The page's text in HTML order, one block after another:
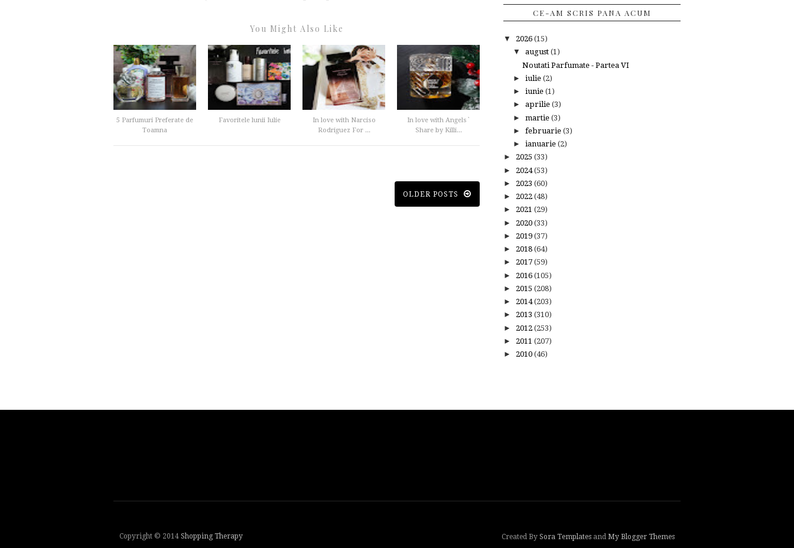
You Might Also Like
5 Parfumuri Preferate de
Toamna
Favoritele lunii Iulie
In love with Narciso
Rodriguez For ...
In love with Angels`
Share by Killi...
OLDER POSTS
CE-AM SCRIS PANA ACUM
▼ 2026 (15)
▼ august (1)
Noutati Parfumate - Partea VI
► iulie (2)
► iunie (1)
► aprilie (3)
► martie (3)
► februarie (3)
► ianuarie (2)
► 2025 (33)
► 2024(53)
► 2023 (60)
► 2022 (48)
► 2021 (29)
► 2020 (33)
► 2019 (37)
► 2018 (64)
► 2017 (59)
► 2016 (105)
► 2015 (208)
► 2014(203)
► 2013 (310)
► 2012 (253)
► 2011 (207)
► 2010 (46)
Copyright © 2014 Shopping Therapy Created By Sora Templates and My Blogger Themes